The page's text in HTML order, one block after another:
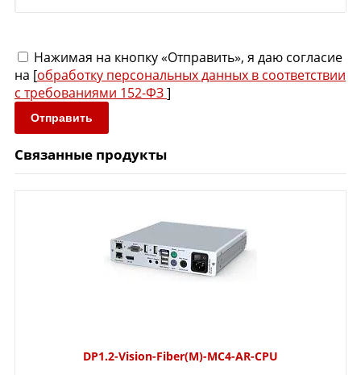
Нажимая на кнопку «Отправить», я даю согласие
на [обработку персональных данных в соответствии
с требованиями 152-ФЗ]
Отправить
Связанные продукты
DP1.2-Vision-Fiber(M)-MC4-AR-CPU